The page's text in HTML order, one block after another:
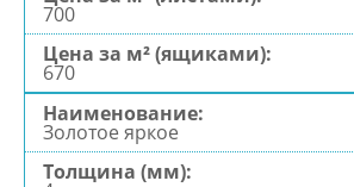
700
670
Золотое яркое